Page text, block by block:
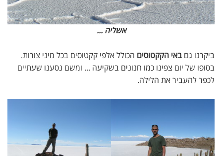
אשליה ...
ביקרנו גם באי הקקטוסים הכולל אלפי קקטוסים בכל מיני צורות.
בסופו של יום צפינו כמו חנונים בשקיעה ... ומשם נסענו שעתיים
לכפר להעביר את הלילה.